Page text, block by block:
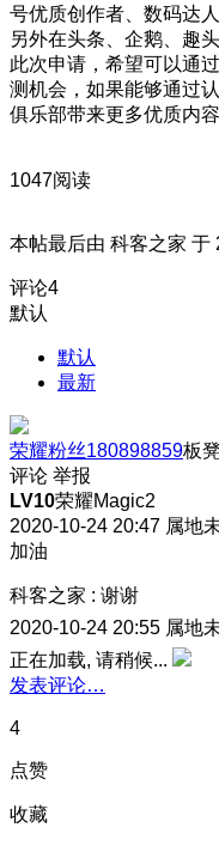
号优质创作者、数码达
另外在头条、企鹅、趣
此次申请，希望可以通
测机会，如果能够通过
俱乐部带来更多优质内
1047阅读
本帖最后由 科客之家 于
评论4
默认
默认
最新
荣耀粉丝180898859板凳
评论 举报
LV10荣耀Magic2
2020-10-24 20:47 属地
加油
科客之家 : 谢谢
2020-10-24 20:55 属地
正在加载, 请稍候...
发表评论…
4
点赞
收藏